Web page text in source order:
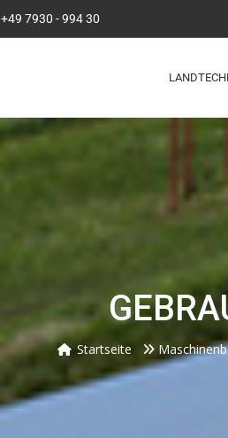
+49 7930 - 994 30
Startseite